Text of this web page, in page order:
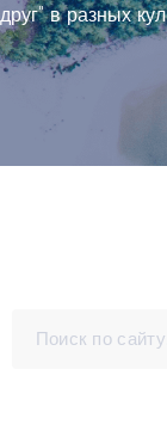
в разных